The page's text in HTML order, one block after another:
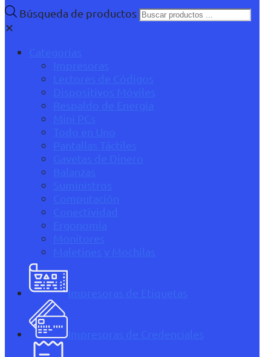
Búsqueda de productos
✕
Categorías
Impresoras
Lectores de Códigos
Dispositivos Móviles
Respaldo de Energía
Mini PCs
Todo en Uno
Pantallas Táctiles
Gavetas de Dinero
Balanzas
Suministros
Computación
Conectividad
Ergonomía
Monitores
Maletines y Mochilas
Impresoras de Etiquetas
Impresoras de Credenciales